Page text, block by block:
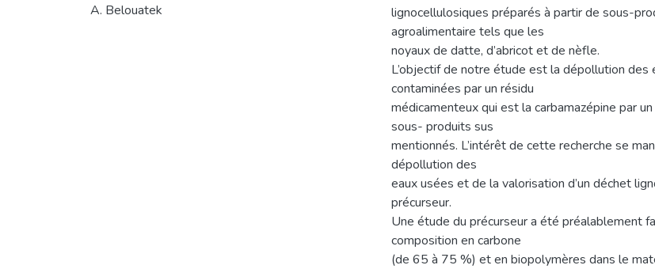
A. Belouatek
lignocellulosiques préparés à partir de sous-
agroalimentaire tels que les
noyaux de datte, d’abricot et de nèfle.
L’objectif de notre étude est la dépollution des
contaminées par un résidu
médicamenteux qui est la carbamazépine par
sous- produits sus
mentionnés. L’intérêt de cette recherche se
dépollution des
eaux usées et de la valorisation d’un déchet
précurseur.
Une étude du précurseur a été préalablement
composition en carbone
(de 65 à 75 %) et en biopolymères dans le